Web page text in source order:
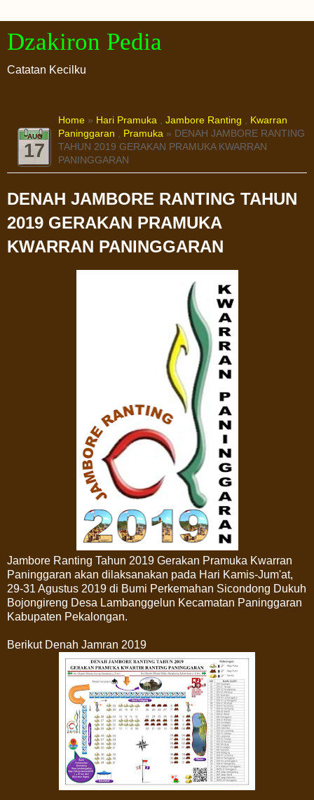
Dzakiron Pedia
Catatan Kecilku
AUG
17
Home » Hari Pramuka , Jambore Ranting , Kwarran
Paninggaran , Pramuka » DENAH JAMBORE RANTING
TAHUN 2019 GERAKAN PRAMUKA KWARRAN
PANINGGARAN
DENAH JAMBORE RANTING TAHUN
2019 GERAKAN PRAMUKA
KWARRAN PANINGGARAN
Jambore Ranting Tahun 2019 Gerakan Pramuka Kwarran
Paninggaran akan dilaksanakan pada Hari Kamis-Jum'at,
29-31 Agustus 2019 di Bumi Perkemahan Sicondong Dukuh
Bojongireng Desa Lambanggelun Kecamatan Paninggaran
Kabupaten Pekalongan.
Berikut Denah Jamran 2019